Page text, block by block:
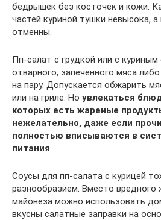
бедрышек без косточек и кожи.
частей куриной тушки невысока,
отменны.
Пп-салат с грудкой или с куриным
отварного, запеченного мяса
на пару. Допускается обжарить
или на гриле. Но увлекаться
которых есть жареные
нежелательно, даже если
полностью вписываются в
питания
Соусы для пп-салата с курицей
разнообразием. Вместо вредного
майонеза можно использовать
вкусны салатные заправки на